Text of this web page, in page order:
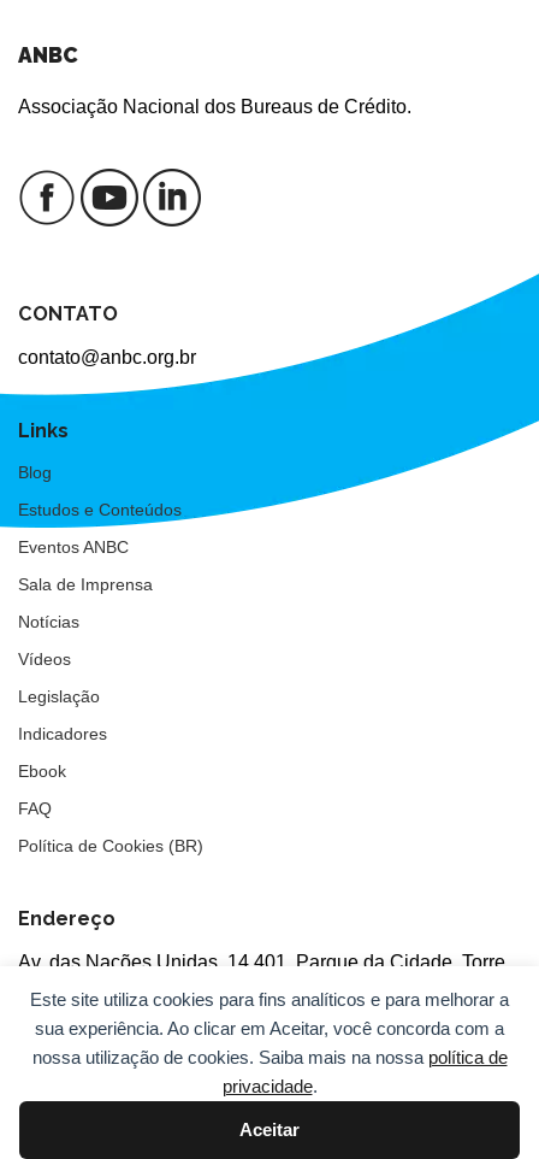
Este site utiliza cookies para fins analíticos e para melhorar a
sua experiência. Ao clicar em Aceitar, você concorda com a
nossa utilização de cookies. Saiba mais na nossa política de
privacidade.
Aceitar
ANBC
Associação Nacional dos Bureaus de Crédito.
CONTATO
contato@anbc.org.br
Links
Blog
Estudos e Conteúdos
Eventos ANBC
Sala de Imprensa
Notícias
Vídeos
Legislação
Indicadores
Ebook
FAQ
Política de Cookies (BR)
Endereço
Av. das Nações Unidas, 14.401, Parque da Cidade, Torre
Tarumã
5°andar, salas 502/503, CEP: 04730-090, São Paulo, SP